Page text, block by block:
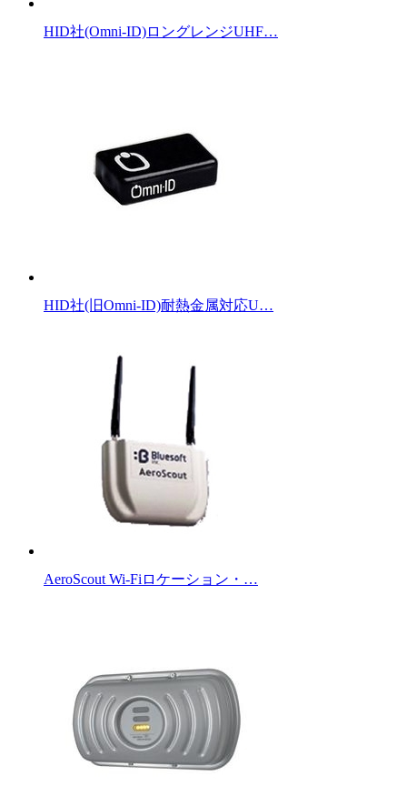
HID社(Omni-ID)ロングレンジUHF…
HID社(旧Omni-ID)耐熱金属対応U…
AeroScout Wi-Fiロケーション・…